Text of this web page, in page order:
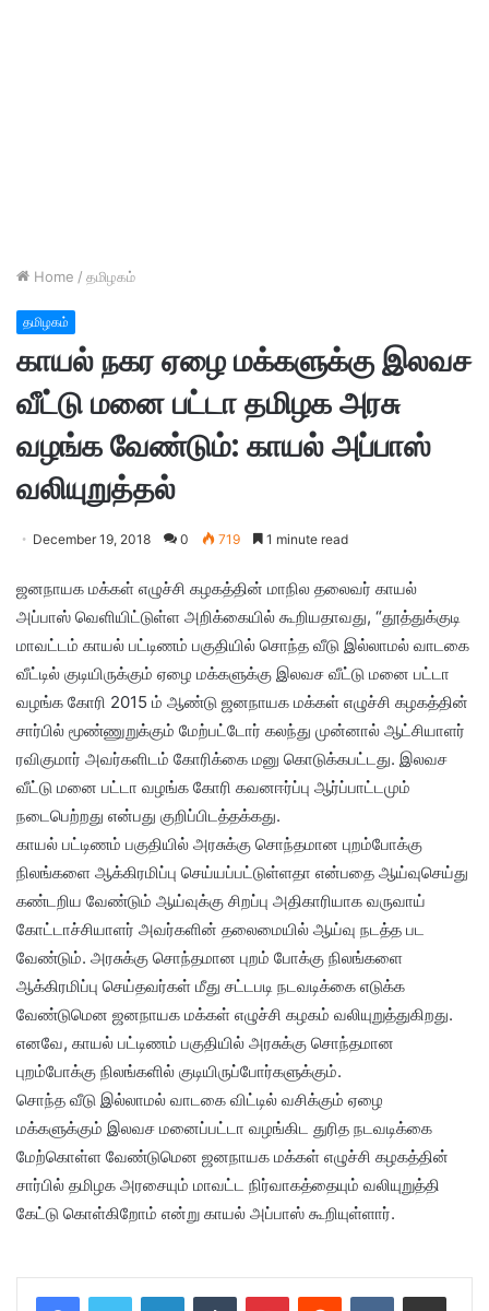
Home / தமிழகம்
தமிழகம்
காயல் நகர ஏழை மக்களுக்கு இலவச
வீட்டு மனை பட்டா தமிழக அரசு
வழங்க வேண்டும்: காயல் அப்பாஸ்
வலியுறுத்தல்
December 19, 2018 0 719 1 minute read
ஜனநாயக மக்கள் எழுச்சி கழகத்தின் மாநில தலைவர் காயல்
அப்பாஸ் வெளியிட்டுள்ள அறிக்கையில் கூறியதாவது, “தூத்துக்குடி
மாவட்டம் காயல் பட்டிணம் பகுதியில் சொந்த வீடு இல்லாமல் வாடகை
வீட்டில் குடியிருக்கும் ஏழை மக்களுக்கு இலவச வீட்டு மனை பட்டா
வழங்க கோரி 2015 ம் ஆண்டு ஜனநாயக மக்கள் எழுச்சி கழகத்தின்
சார்பில் மூண்ணுறுக்கும் மேற்பட்டோர் கலந்து முன்னால் ஆட்சியாளர்
ரவிகுமார் அவர்களிடம் கோரிக்கை மனு கொடுக்கபட்டது. இலவச
வீட்டு மனை பட்டா வழங்க கோரி கவனஈர்ப்பு ஆர்ப்பாட்டமும்
நடைபெற்றது என்பது குறிப்பிடத்தக்கது.
காயல் பட்டிணம் பகுதியில் அரசுக்கு சொந்தமான புறம்போக்கு
நிலங்களை ஆக்கிரமிப்பு செய்யப்பட்டுள்ளதா என்பதை ஆய்வுசெய்து
கண்டறிய வேண்டும் ஆய்வுக்கு சிறப்பு அதிகாரியாக வருவாய்
கோட்டாச்சியாளர் அவர்களின் தலைமையில் ஆய்வு நடத்த பட
வேண்டும். அரசுக்கு சொந்தமான புறம் போக்கு நிலங்களை
ஆக்கிரமிப்பு செய்தவர்கள் மீது சட்டபடி நடவடிக்கை எடுக்க
வேண்டுமென ஜனநாயக மக்கள் எழுச்சி கழகம் வலியுறுத்துகிறது.
எனவே, காயல் பட்டிணம் பகுதியில் அரசுக்கு சொந்தமான
புறம்போக்கு நிலங்களில் குடியிருப்போர்களுக்கும்.
சொந்த வீடு இல்லாமல் வாடகை விட்டில் வசிக்கும் ஏழை
மக்களுக்கும் இலவச மனைப்பட்டா வழங்கிட துரித நடவடிக்கை
மேற்கொள்ள வேண்டுமென ஜனநாயக மக்கள் எழுச்சி கழகத்தின்
சார்பில் தமிழக அரசையும் மாவட்ட நிர்வாகத்தையும் வலியுறுத்தி
கேட்டு கொள்கிறோம் என்று காயல் அப்பாஸ் கூறியுள்ளார்.
LinkedInTumblr PinterestReddit VKontakteShare via Email